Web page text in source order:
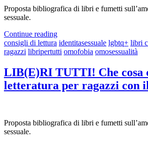
Proposta bibliografica di libri e fumetti
sessuale.
Continue reading
consigli di lettura identitasessuale lgbtq+ libri
ragazzi libripertutti omofobia omosessualità
LIB(E)RI TUTTI! Che cosa
letteratura per ragazzi con
Proposta bibliografica di libri e fumetti
sessuale.